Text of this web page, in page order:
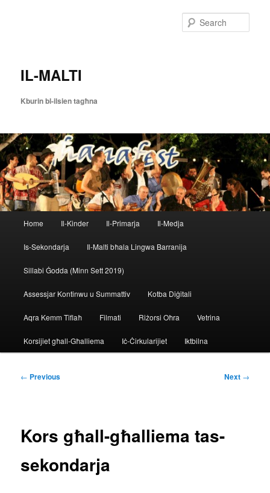
IL-MALTI
Kburin bl-ilsien tagħna
Home Il-Kinder Il-Primarja Il-Medja
Is-Sekondarja Il-Malti bħala Lingwa Barranija
Sillabi Ġodda (Minn Sett 2019)
Assessjar Kontinwu u Summattiv Kotba Diġitali
Aqra Kemm Tiflaħ Filmati Riżorsi Oħra Vetrina
Korsijiet għall-Għalliema Iċ-Ċirkularijiet Iktbilna
Post
← Previous Next →
Kors għall-għalliema tas-
sekondarja